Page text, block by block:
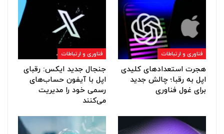
فناوری و ارتباطات
هجرت استعدادهای کلیدی
اپل به رقبا؛ چالش جدید
برای غول فناوری
فناوری و ارتباطات
جنجال جدید ایکس: رقبای
اپل با آیفون حساب‌های
رسمی خود را مدیریت
می‌کنند